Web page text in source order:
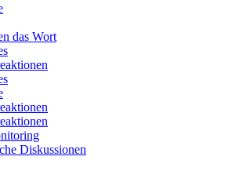
das Wort
Diskussionen